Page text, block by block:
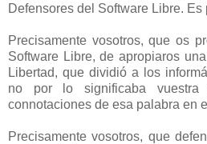
Defensores del Software Libre. Es
Precisamente vosotros, que os
Software Libre, de apropiaros
Libertad, que dividió a los
no por lo significaba
connotaciones de esa palabra en
Precisamente vosotros, que